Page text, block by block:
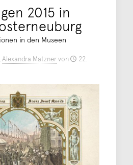
2015 in
in den Museen
Alexandra Matznervon
22.